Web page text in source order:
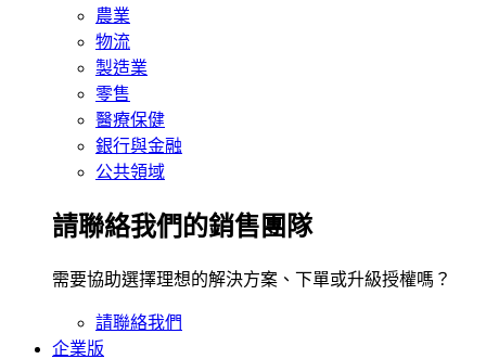
農業
物流
製造業
零售
醫療保健
銀行與金融
公共領域
請聯絡我們的銷售團隊
需要協助選擇理想的解決方案、下單或升級授權嗎？
請聯絡我們
企業版